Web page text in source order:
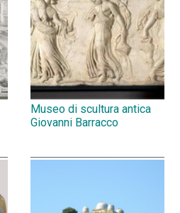
Museo di scultura antica
Giovanni Barracco